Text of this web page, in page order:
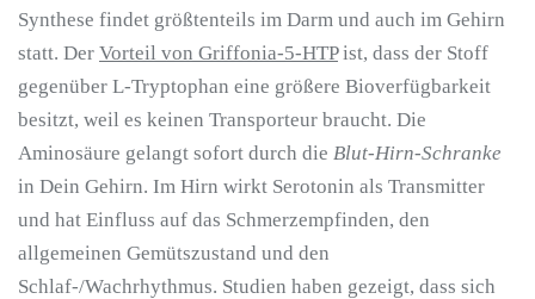
Synthese findet größtenteils im Darm und auch im Gehirn
statt. Der Vorteil von Griffonia-5-HTPist, dass der Stoff
gegenüber L-Tryptophan eine größere Bioverfügbarkeit
besitzt, weil es keinen Transporteur braucht. Die
Aminosäure gelangt sofort durch die Blut-Hirn-Schranke
in Dein Gehirn. Im Hirn wirkt Serotonin als Transmitter
und hat Einfluss auf das Schmerzempfinden, den
allgemeinen Gemütszustand und den
Schlaf-/Wachrhythmus. Studien haben gezeigt, dass sich